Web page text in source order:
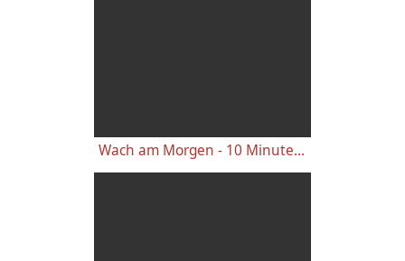
Wach am Morgen - 10 Minuten Yogastunde für Energie